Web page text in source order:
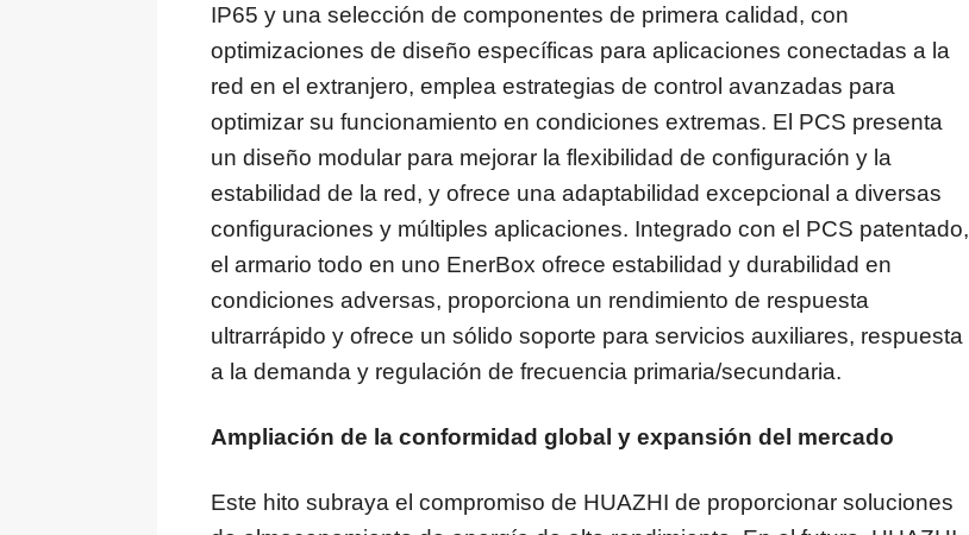
IP65 y una selección de componentes de primera calidad, con
optimizaciones de diseño específicas para aplicaciones conectadas a la
red en el extranjero, emplea estrategias de control avanzadas para
optimizar su funcionamiento en condiciones extremas. El PCS presenta
un diseño modular para mejorar la flexibilidad de configuración y la
estabilidad de la red, y ofrece una adaptabilidad excepcional a diversas
configuraciones y múltiples aplicaciones. Integrado con el PCS patentado,
el armario todo en uno EnerBox ofrece estabilidad y durabilidad en
condiciones adversas, proporciona un rendimiento de respuesta
ultrarrápido y ofrece un sólido soporte para servicios auxiliares, respuesta
a la demanda y regulación de frecuencia primaria/secundaria.
Ampliación de la conformidad global y expansión del mercado
Este hito subraya el compromiso de HUAZHI de proporcionar soluciones